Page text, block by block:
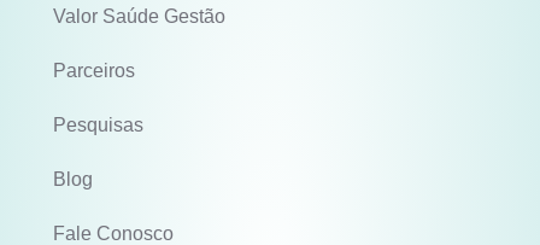
Valor Saúde Gestão
Parceiros
Pesquisas
Blog
Fale Conosco